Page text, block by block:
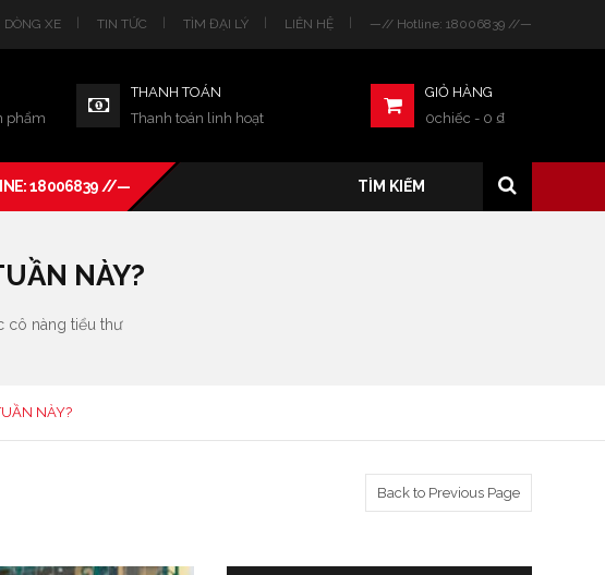
DÒNG XE TIN TỨC TÌM ĐẠI LÝ LIÊN HỆ —// Hotline: 18006839 //—
phẩm
THANH TOÁN
Thanh toán linh hoạt
GIỎ HÀNG
0chiếc - 0 ₫
18006839 //—
NÀY?
cô nàng tiểu thư
NÀY?
Back to Previous Page